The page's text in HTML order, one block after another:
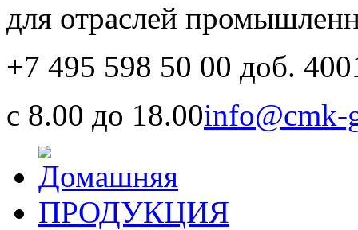
для отраслей
+7 495 598 50 00 доб.
с 8.00 до 18.00info@cmk-
ПРОДУКЦИЯ